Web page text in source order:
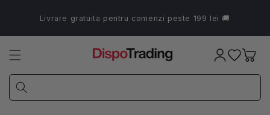
conținutLivrare gratuita pentru comenzi peste 199 lei 🚚
Coș